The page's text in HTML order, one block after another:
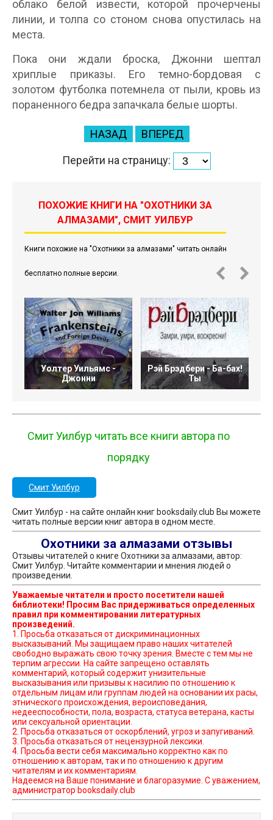
облако белой извести, которой прочерчены
линии, и толпа со стоном снова опустилась на
места.
Пока они ждали броска, Джонни шептал
хриплые приказы. Его темно-бордовая с
золотом футболка потемнела от пыли, кровь из
пораненного бедра запачкала белые шорты.
НАЗАД ВПЕРЕД
Перейти на страницу:
ПОХОЖИЕ КНИГИ НА "ОХОТНИКИ ЗА
АЛМАЗАМИ", СМИТ УИЛБУР
Книги похожие на "Охотники за алмазами" читать онлайн
бесплатно полные версии.
Уолтер Уильямс -
Джонни
Рэй Брэдбери - Ба-бах!
Ты
Смит Уилбур читать все книги автора по
порядку
Смит Уилбур
Смит Уилбур - на сайте онлайн книг booksdaily.club Вы можете
читать полные версии книг автора в одном месте.
Охотники за алмазами отзывы
Отзывы читателей о книге Охотники за алмазами, автор:
Смит Уилбур. Читайте комментарии и мнения людей о
произведении.
Уважаемые читатели и просто посетители нашей
библиотеки! Просим Вас придерживаться определенных
правил при комментировании литературных
произведений.
1. Просьба отказаться от дискриминационных
высказываний. Мы защищаем право наших читателей
свободно выражать свою точку зрения. Вместе с тем мы не
терпим агрессии. На сайте запрещено оставлять
комментарий, который содержит унизительные
высказывания или призывы к насилию по отношению к
отдельным лицам или группам людей на основании их расы,
этнического происхождения, вероисповедания,
недееспособности, пола, возраста, статуса ветерана, касты
или сексуальной ориентации.
2. Просьба отказаться от оскорблений, угроз и запугиваний.
3. Просьба отказаться от нецензурной лексики.
4. Просьба вести себя максимально корректно как по
отношению к авторам, так и по отношению к другим
читателям и их комментариям.
Надеемся на Ваше понимание и благоразумие. С уважением,
администратор booksdaily.club